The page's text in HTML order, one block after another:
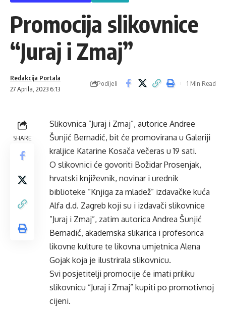
Promocija slikovnice
“Juraj i Zmaj”
27 Aprila, 2023 6:13
Redakcija Portala
Podijeli 1 Min Read
SHARE
Slikovnica ”Juraj i Zmaj”, autorice Andree
Šunjić Bernadić, bit će promovirana u Galeriji
kraljice Katarine Kosača večeras u 19 sati.
O slikovnici će govoriti Božidar Prosenjak,
hrvatski književnik, novinar i urednik
biblioteke ”Knjiga za mladež” izdavačke kuća
Alfa d.d. Zagreb koji su i izdavači slikovnice
”Juraj i Zmaj”, zatim autorica Andrea Šunjić
Bernadić, akademska slikarica i profesorica
likovne kulture te likovna umjetnica Alena
Gojak koja je ilustrirala slikovnicu.
Svi posjetitelji promocije će imati priliku
slikovnicu ”Juraj i Zmaj” kupiti po promotivnoj
cijeni.